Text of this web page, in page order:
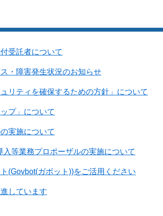
受託者について
・障害発生状況のお知らせ
リティを確保するための方針」について
プ」について
実施について
等業務プロポーザルの実施について
(Govbot(ガボット))をご活用ください
しています